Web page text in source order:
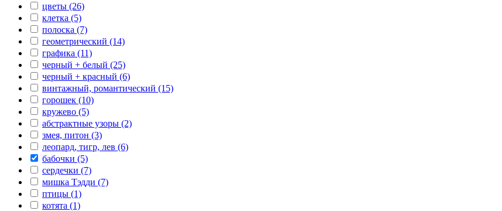
цветы (26)
клетка (5)
полоска (7)
геометрический (14)
графика (11)
черный + белый (25)
черный + красный (6)
винтажный, романтический (15)
горошек (10)
кружево (5)
абстрактные узоры (2)
змея, питон (3)
леопард, тигр, лев (6)
бабочки (5)
сердечки (7)
мишка Тэдди (7)
птицы (1)
котята (1)